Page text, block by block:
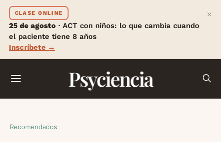
CLASE ONLINE
25 de agosto · ACT con niños: lo que cambia cuando
el paciente tiene 8 años
Inscríbete →
×
Psyciencia
Recomendados